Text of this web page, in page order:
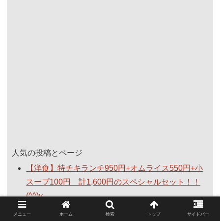
人気の投稿とページ
【洋食】特チキランチ950円+オムライス550円+小
スープ100円 計1,600円のスペシャルセット！！
(^^)v
【麺】つけ麺 一心 特製つけ麺1,180円+唐揚げ
メニュー ホーム 検索 トップ サイドバー